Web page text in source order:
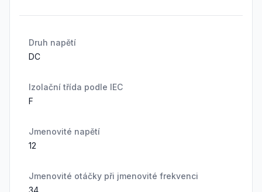
Druh napětí
DC
Izolační třída podle IEC
F
Jmenovité napětí
12
Jmenovité otáčky při jmenovité frekvenci
34